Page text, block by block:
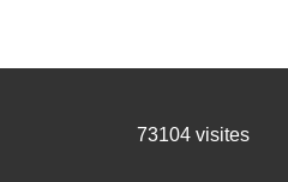
73104 visites